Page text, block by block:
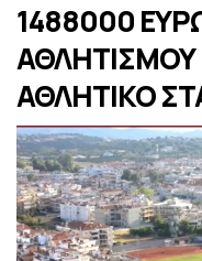
1488000
ΑΘΛΗΤΙΣΜΟΥ
ΑΘΛΗΤΙΚΟ